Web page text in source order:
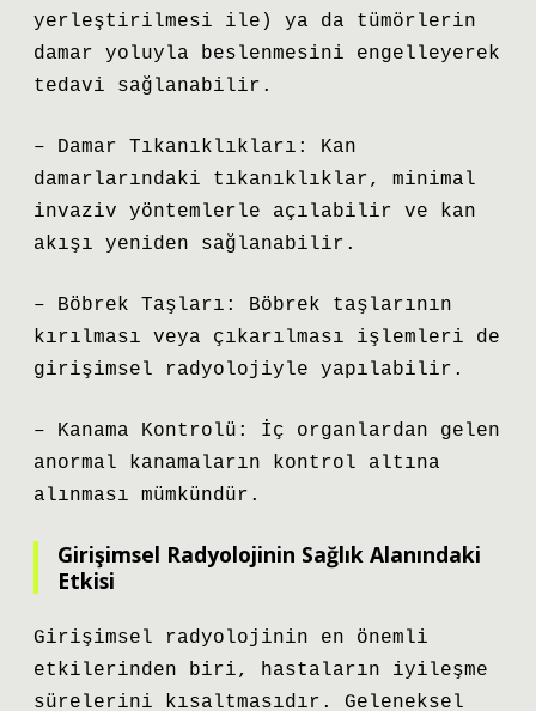
yerleştirilmesi ile) ya da tümörlerin
damar yoluyla beslenmesini engelleyerek
tedavi sağlanabilir.
– Damar Tıkanıklıkları: Kan
damarlarındaki tıkanıklıklar, minimal
invaziv yöntemlerle açılabilir ve kan
akışı yeniden sağlanabilir.
– Böbrek Taşları: Böbrek taşlarının
kırılması veya çıkarılması işlemleri de
girişimsel radyolojiyle yapılabilir.
– Kanama Kontrolü: İç organlardan gelen
anormal kanamaların kontrol altına
alınması mümkündür.
Girişimsel Radyolojinin Sağlık Alanındaki
Etkisi
Girişimsel radyolojinin en önemli
etkilerinden biri, hastaların iyileşme
sürelerini kısaltmasıdır. Geleneksel